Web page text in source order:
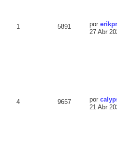
1 5891 por
27 Abr
4 9657 por
21 Abr